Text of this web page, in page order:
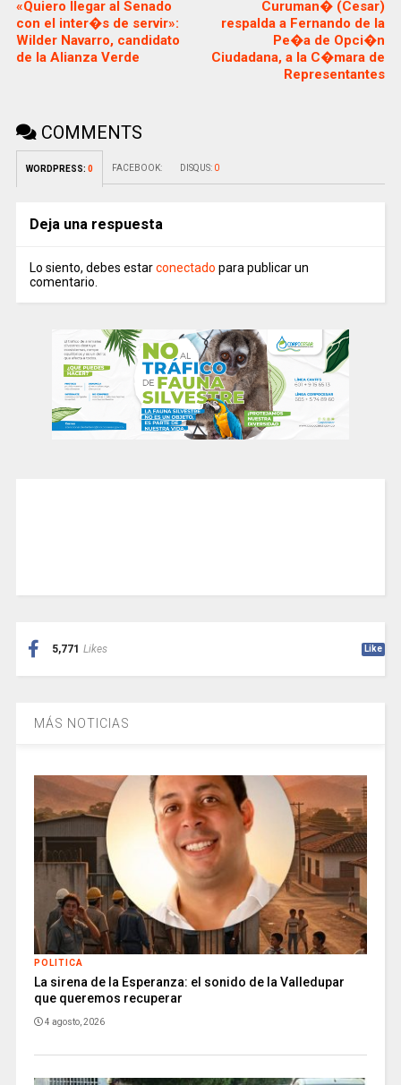
«Quiero llegar al Senado
con el inter�s de servir»:
Wilder Navarro, candidato
de la Alianza Verde
Curuman� (Cesar)
respalda a Fernando de la
Pe�a de Opci�n
Ciudadana, a la C�mara de
Representantes
COMMENTS
WORDPRESS: 0 FACEBOOK: DISQUS: 0
Deja una respuesta
Lo siento, debes estarconectado para publicar un
comentario.
5,771 Likes Like
MÁS NOTICIAS
POLITICA
La sirena de la Esperanza: el sonido de la Valledupar
que queremos recuperar
4 agosto, 2026